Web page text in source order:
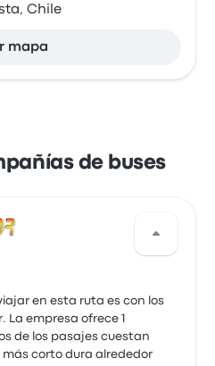
Chile
mapa
de buses
en esta ruta es con los
La empresa ofrece 1
de los pasajes cuestan
más corto dura alrededor